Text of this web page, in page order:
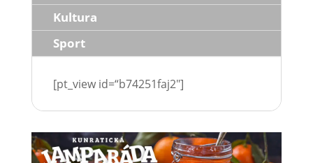
Kultura
Sport
[pt_view id=“b74251faj2″]